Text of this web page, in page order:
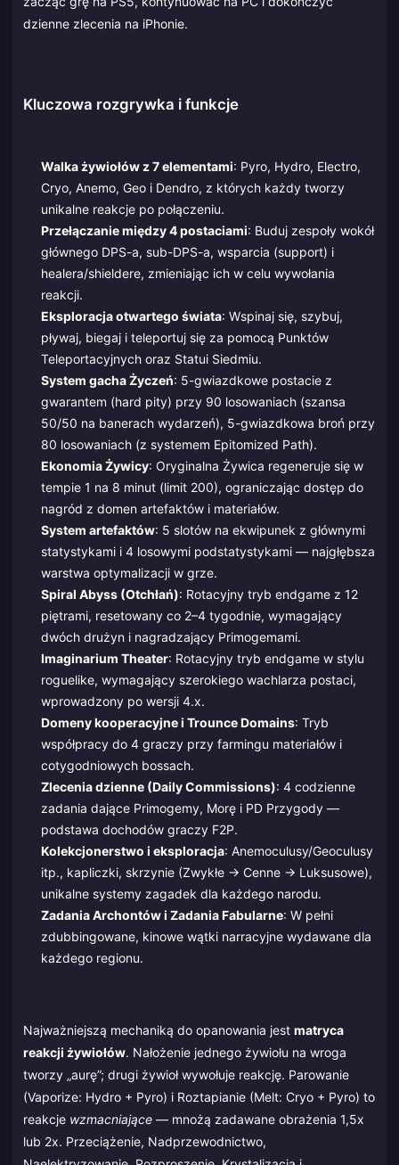
dzienne zlecenia na iPhonie.
Kluczowa rozgrywka i funkcje
Walka żywiołów z 7 elementami: Pyro, Hydro, Electro,
Cryo, Anemo, Geo i Dendro, z których każdy tworzy
unikalne reakcje po połączeniu.
Przełączanie między 4 postaciami: Buduj zespoły wokół
głównego DPS-a, sub-DPS-a, wsparcia (support) i
healera/shieldere, zmieniając ich w celu wywołania
reakcji.
Eksploracja otwartego świata: Wspinaj się, szybuj,
pływaj, biegaj i teleportuj się za pomocą Punktów
Teleportacyjnych oraz Statui Siedmiu.
System gacha Życzeń: 5-gwiazdkowe postacie z
gwarantem (hard pity) przy 90 losowaniach (szansa
50/50 na banerach wydarzeń), 5-gwiazdkowa broń przy
80 losowaniach (z systemem Epitomized Path).
Ekonomia Żywicy: Oryginalna Żywica regeneruje się w
tempie 1 na 8 minut (limit 200), ograniczając dostęp do
nagród z domen artefaktów i materiałów.
System artefaktów: 5 slotów na ekwipunek z głównymi
statystykami i 4 losowymi podstatystykami — najgłębsza
warstwa optymalizacji w grze.
Spiral Abyss (Otchłań): Rotacyjny tryb endgame z 12
piętrami, resetowany co 2–4 tygodnie, wymagający
dwóch drużyn i nagradzający Primogemami.
Imaginarium Theater: Rotacyjny tryb endgame w stylu
roguelike, wymagający szerokiego wachlarza postaci,
wprowadzony po wersji 4.x.
Domeny kooperacyjne i Trounce Domains: Tryb
współpracy do 4 graczy przy farmingu materiałów i
cotygodniowych bossach.
Zlecenia dzienne (Daily Commissions): 4 codzienne
zadania dające Primogemy, Morę i PD Przygody —
podstawa dochodów graczy F2P.
Kolekcjonerstwo i eksploracja: Anemoculusy/Geoculusy
itp., kapliczki, skrzynie (Zwykłe → Cenne → Luksusowe),
unikalne systemy zagadek dla każdego narodu.
Zadania Archontów i Zadania Fabularne: W pełni
zdubbingowane, kinowe wątki narracyjne wydawane dla
każdego regionu.
Najważniejszą mechaniką do opanowania jest matryca
reakcji żywiołów. Nałożenie jednego żywiołu na wroga
tworzy „aurę”; drugi żywioł wywołuje reakcję. Parowanie
(Vaporize: Hydro + Pyro) i Roztapianie (Melt: Cryo + Pyro) to
reakcje wzmacniające — mnożą zadawane obrażenia 1,5x
lub 2x. Przeciążenie, Nadprzewodnictwo,